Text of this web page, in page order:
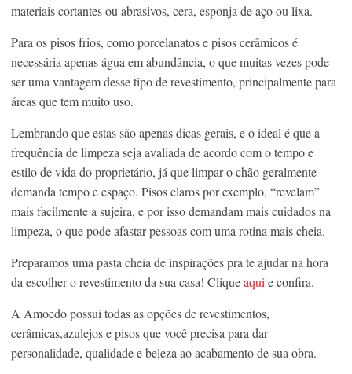
materiais cortantes ou abrasivos, cera, esponja de aço ou lixa.
Para os pisos frios, como porcelanatos e pisos cerâmicos é
necessária apenas água em abundância, o que muitas vezes pode
ser uma vantagem desse tipo de revestimento, principalmente para
áreas que tem muito uso.
Lembrando que estas são apenas dicas gerais, e o ideal é que a
frequência de limpeza seja avaliada de acordo com o tempo e
estilo de vida do proprietário, já que limpar o chão geralmente
demanda tempo e espaço. Pisos claros por exemplo, “revelam”
mais facilmente a sujeira, e por isso demandam mais cuidados na
limpeza, o que pode afastar pessoas com uma rotina mais cheia.
Preparamos uma pasta cheia de inspirações pra te ajudar na hora
da escolher o revestimento da sua casa! Cliqueaqui e confira.
A Amoedo possui todas as opções de revestimentos,
cerâmicas,azulejos e pisos que você precisa para dar
personalidade, qualidade e beleza ao acabamento de sua obra.